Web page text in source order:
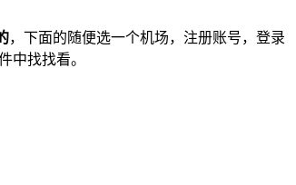
，下面的随便选一个机场，注册账号，登录
中找找看。